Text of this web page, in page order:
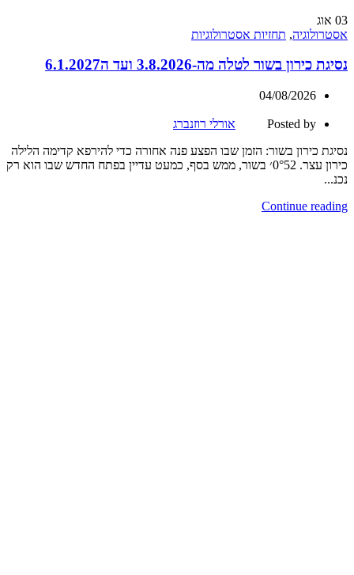
03 אוג
אסטרולוגיה, תחזיות אסטרולוגיות
נסיגת כירון בשור לטלה מה-3.8.2026 ועד ה6.1.2027
04/08/2026
Posted by
אורלי רוזנברג
נסיגת כירון בשור: הזמן שבו הפצע פנה אחורה כדי להירפא קדימה הלילה
כירון עצר. 0°52׳ בשור, ממש בסף, כמעט עדיין בפתח החדש שבו הוא רק
נכנ...
Continue reading